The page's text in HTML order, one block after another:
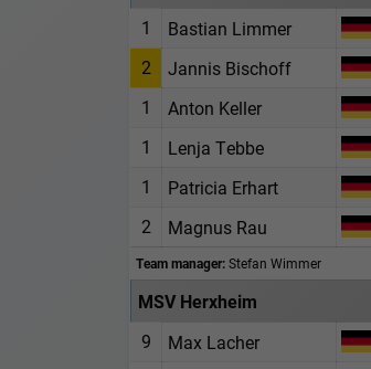
1 Bastian Limmer
2 Jannis Bischoff
1
Anton Keller
1
Lenja Tebbe
1
Patricia Erhart
2
Magnus Rau
Team manager:Stefan Wimmer
MSV Herxheim
9 Max Lacher